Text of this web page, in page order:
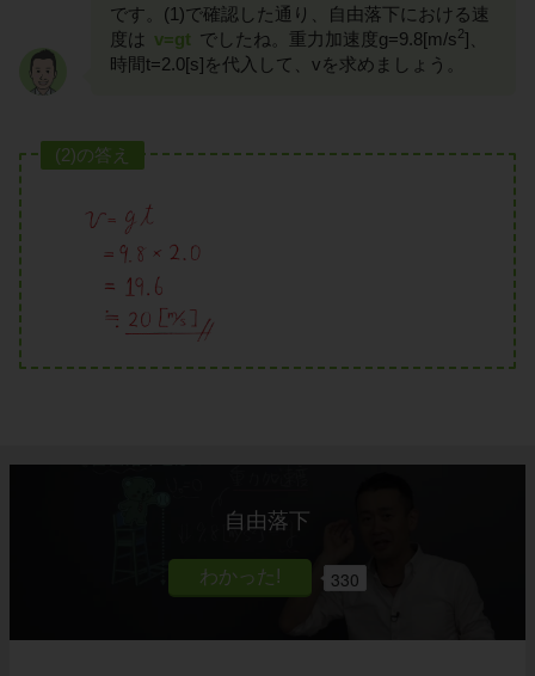
です。(1)で確認した通り、自由落下における速
度は v=gt でしたね。重力加速度g=9.8[m/s2]、
時間t=2.0[s]を代入して、vを求めましょう。
(2)の答え
自由落下
330